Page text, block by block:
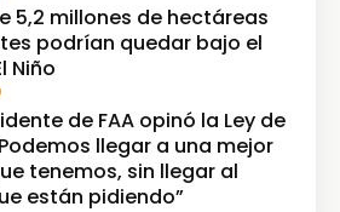
5,2 millones de hectáreas
podrían quedar bajo el
Niño
de FAA opinó la Ley de
llegar a una mejor
tenemos, sin llegar al
están pidiendo”